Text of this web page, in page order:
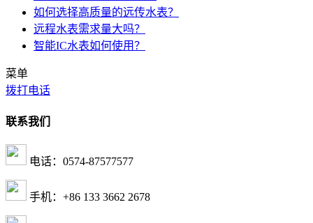
如何选择高质量的远传水表？
远程水表需求量大吗？
智能IC水表如何使用？
菜单
拨打电话
联系我们
电话：0574-87577577
手机：+86 133 3662 2678